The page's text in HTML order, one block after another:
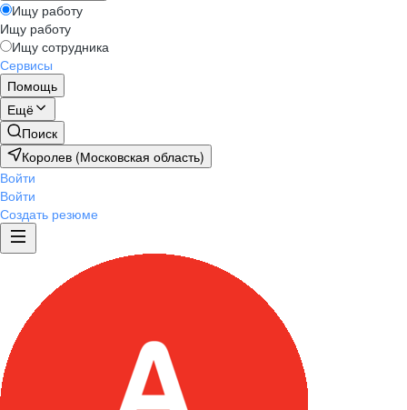
Ищу работу
Ищу работу
Ищу сотрудника
Сервисы
Помощь
Ещё
Поиск
Королев (Московская область)
Войти
Войти
Создать резюме